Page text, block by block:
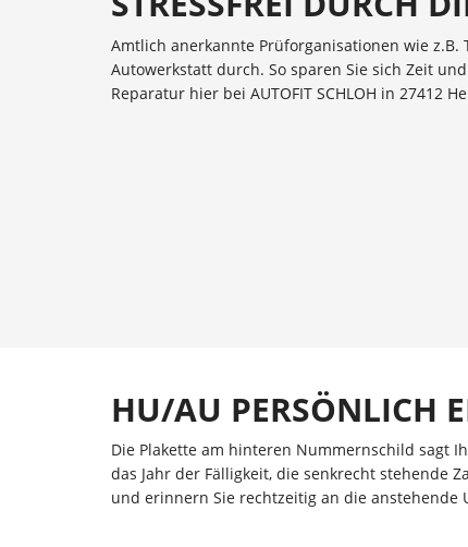
Amtlich anerkannte Prüforganisationen wie
Autowerkstatt durch. So sparen Sie sich Zeit
Reparatur hier bei AUTOFIT SCHLOH in 27412
HU/AU PERSÖNLICH
Die Plakette am hinteren Nummernschild sagt
das Jahr der Fälligkeit, die senkrecht stehende
und erinnern Sie rechtzeitig an die anstehende